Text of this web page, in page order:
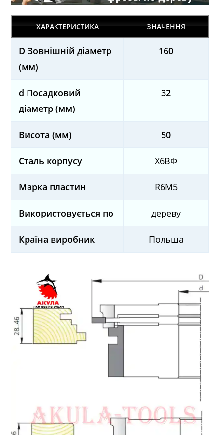
ХАРАКТЕРИСТИКА ЗНАЧЕННЯ
D Зовнішній діаметр
(мм)
160
d Посадковий
діаметр (мм)
32
Висота (мм) 50
Сталь корпусу Х6ВФ
Марка пластин R6M5
Використовується по дереву
Країна виробник Польша